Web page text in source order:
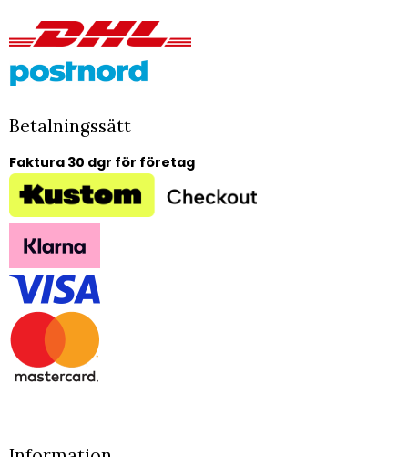
Betalningssätt
Faktura 30 dgr för företag